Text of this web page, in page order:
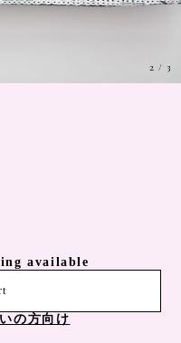
3 / 3
available
の方向け